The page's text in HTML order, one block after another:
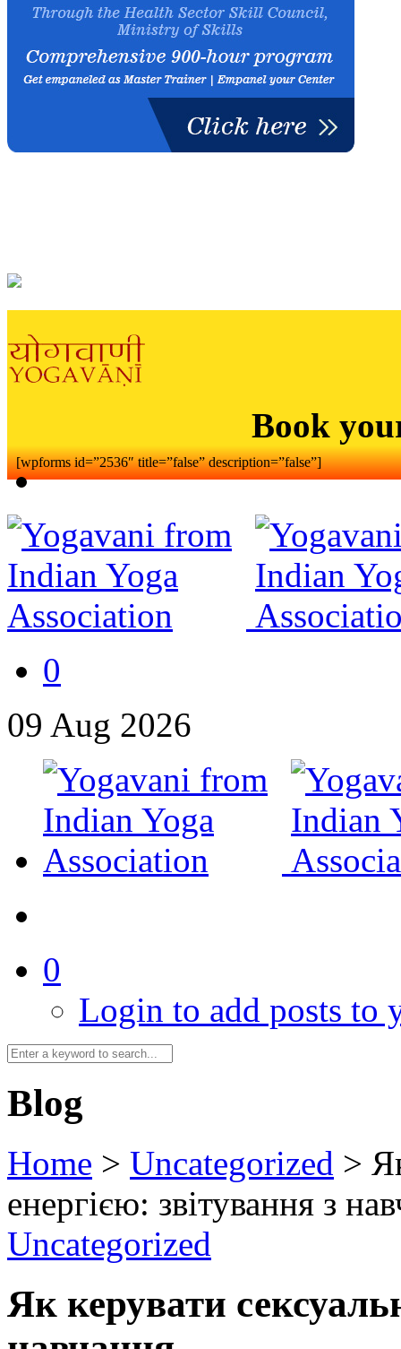
Book
[wpforms id=”2536″ title=”false” description=”false”]
0
09 Aug 2026
0
Login to add posts to
Blog
Home > Uncategorized >
енергією: звітування з
Uncategorized
Як керувати